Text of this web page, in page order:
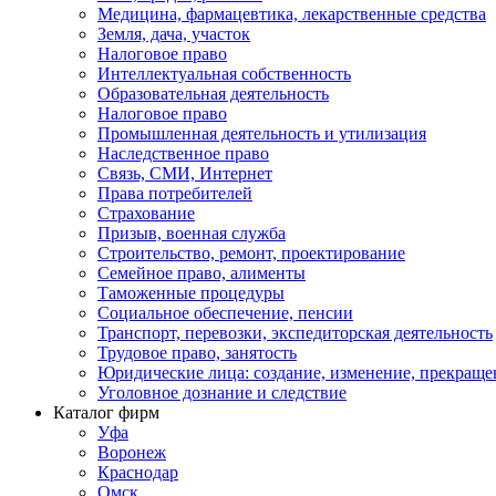
Медицина, фармацевтика, лекарственные средства
Земля, дача, участок
Налоговое право
Интеллектуальная собственность
Образовательная деятельность
Налоговое право
Промышленная деятельность и утилизация
Наследственное право
Связь, СМИ, Интернет
Права потребителей
Страхование
Призыв, военная служба
Строительство, ремонт, проектирование
Семейное право, алименты
Таможенные процедуры
Социальное обеспечение, пенсии
Транспорт, перевозки, экспедиторская деятельность
Трудовое право, занятость
Юридические лица: создание, изменение,
Уголовное дознание и следствие
Каталог фирм
Уфа
Воронеж
Краснодар
Омск